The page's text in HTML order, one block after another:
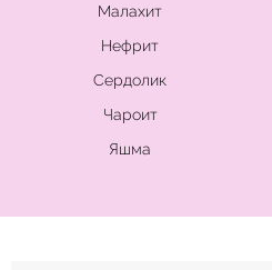
Малахит
Нефрит
Сердолик
Чароит
Яшма